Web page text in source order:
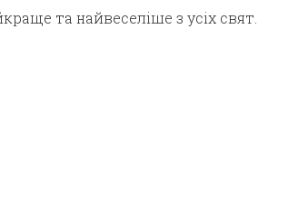
та найвеселіше з усіх свят.